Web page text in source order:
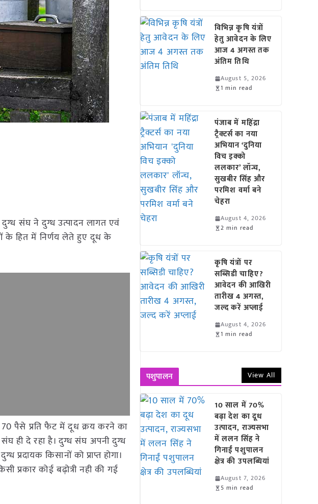
संघ ने दुग्ध उत्पादन लागत एवं
के हित में निर्णय लेते हुए दूध के
पैसे प्रति फैट में दूध क्रय करने का
संघ ही दे रहा है। दुग्ध संघ अपनी दुग्ध
किसानों को प्राप्त होगा।
प्रकार कोई बढ़ोत्री नही की गई
विभिन्न कृषि यंत्रों
हेतु आवेदन के लिए
आज 4 अगस्त तक
अंतिम तिथि
August 5, 2026
1 min read
पंजाब में महिंद्रा
ट्रैक्टर्स का नया
अभियान ‘दुनिया
विच इक्को
ललकार’ लॉन्च,
सुखबीर सिंह और
परमिश वर्मा बने
चेहरा
August 4, 2026
2 min read
कृषि यंत्रों पर
सब्सिडी चाहिए?
आवेदन की आखिरी
तारीख 4 अगस्त,
जल्द करें अप्लाई
August 4, 2026
1 min read
पशुपालन View All
10 साल में 70%
बढ़ा देश का दूध
उत्पादन, राज्यसभा
में ललन सिंह ने
गिनाईं पशुपालन
क्षेत्र की उपलब्धियां
August 7, 2026
5 min read